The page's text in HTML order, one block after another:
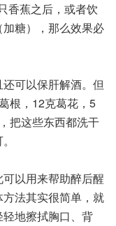
香蕉之后，或者饮
糖），那么效果必
可以保肝解酒。但
根，12克葛花，5
把这些东西都洗干
以用来帮助醉后醒
法其实很简单，就
地擦拭胸口、背